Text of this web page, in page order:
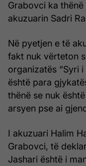
Grabovci ka
akuzuarin Sadri
Në pyetjen e të
fakt nuk vërteton
organizatës “Syri
është para
thënë se nuk
arsyen pse ai
I akuzuari Halim
Grabovci, të
Jashari është i